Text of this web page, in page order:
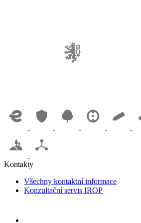
Kontakty
Všechny kontaktní informace
Konzultační servis IROP